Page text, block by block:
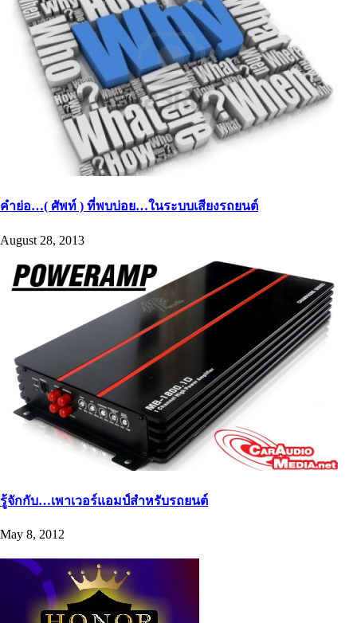
คำย่อ…( ศัพท์ ) ที่พบบ่อย…ในระบบเสียงรถยนต์
August 28, 2013
รู้จักกับ…เพาเวอร์แอมป์สำหรับรถยนต์
May 8, 2012